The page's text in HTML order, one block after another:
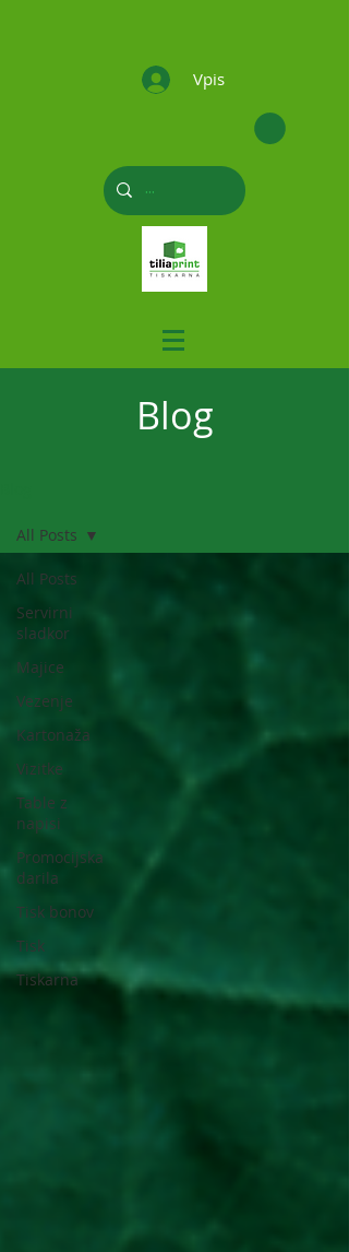
Vpis
Blog
All Posts
Servirni
sladkor
Majice
Vezenje
Kartonaža
Vizitke
Table z
napisi
Promocijska
darila
Tisk bonov
Tisk
Tiskarna
All Posts